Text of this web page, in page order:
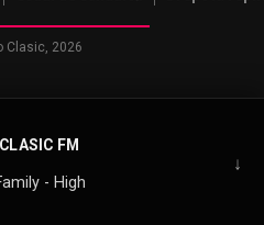
FM
- High
↓
Clasic, 2026